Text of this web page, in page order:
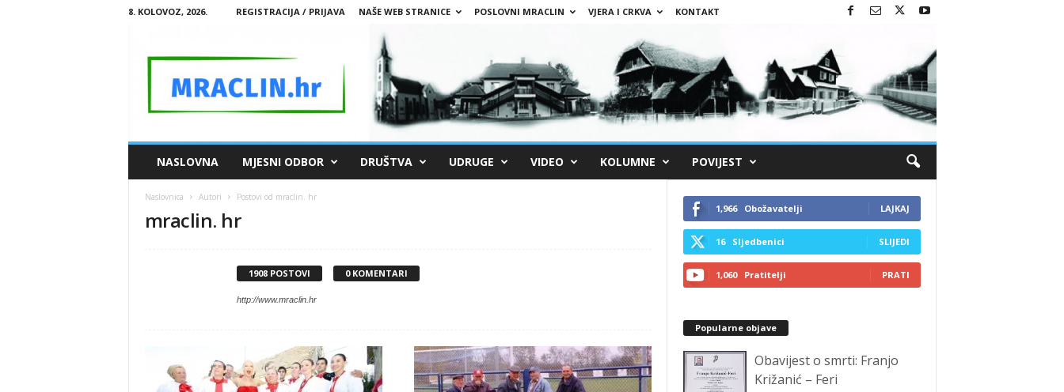
8. KOLOVOZ, 2026. REGISTRACIJA / PRIJAVA NAŠE WEB STRANICE POSLOVNI MRACLIN VJERA I CRKVA KONTAKT
M
A
NASLOVNA MJESNI ODBOR DRUŠTVA UDRUGE VIDEO KOLUMNE POVIJEST
Naslovnica Autori Postovi od mraclin. hr
mraclin. hr
1908 POSTOVI 0 KOMENTARI
http://www.mraclin.hr
1,966 Obožavatelji LAJKAJ
16 Sljedbenici SLIJEDI
1,060 Pratitelji PRATI
Popularne objave
Obavijest o smrti: Franjo
Križanić – Feri